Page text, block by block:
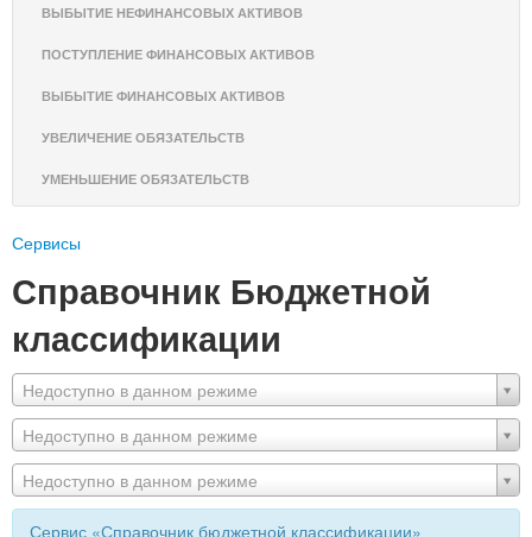
ВЫБЫТИЕ НЕФИНАНСОВЫХ АКТИВОВ
ПОСТУПЛЕНИЕ ФИНАНСОВЫХ АКТИВОВ
ВЫБЫТИЕ ФИНАНСОВЫХ АКТИВОВ
УВЕЛИЧЕНИЕ ОБЯЗАТЕЛЬСТВ
УМЕНЬШЕНИЕ ОБЯЗАТЕЛЬСТВ
Сервисы
Справочник Бюджетной
классификации
Недоступно в данном режиме
Недоступно в данном режиме
Недоступно в данном режиме
Сервис «Справочник бюджетной классификации»